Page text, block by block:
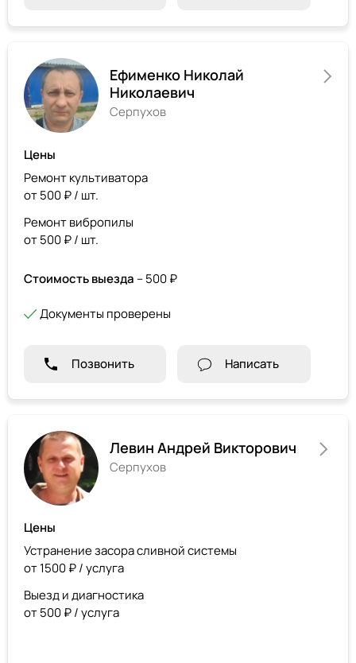
Ефименко Николай
Николаевич
Серпухов
Цены
Ремонт культиватора
от 500 ₽ / шт.
Ремонт вибропилы
от 500 ₽ / шт.
Стоимость выезда – 500 ₽
Документы проверены
Позвонить Написать
Левин Андрей Викторович
Серпухов
Цены
Устранение засора сливной системы
от 1500 ₽ / услуга
Выезд и диагностика
от 500 ₽ / услуга